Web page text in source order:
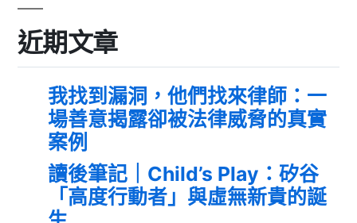
近期文章
我找到漏洞，他們找來律師：一
場善意揭露卻被法律威脅的真實
案例
讀後筆記｜Child’s Play：矽谷
「高度行動者」與虛無新貴的誕